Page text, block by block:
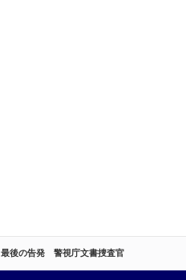
最後の告発 警視庁文書捜査官